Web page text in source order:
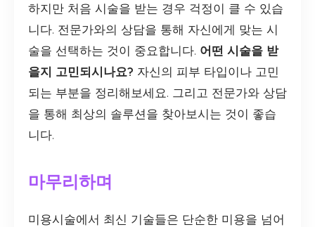
하지만 처음 시술을 받는 경우 걱정이 클 수 있습
니다. 전문가와의 상담을 통해 자신에게 맞는 시
술을 선택하는 것이 중요합니다. 어떤 시술을 받
을지 고민되시나요? 자신의 피부 타입이나 고민
되는 부분을 정리해보세요. 그리고 전문가와 상담
을 통해 최상의 솔루션을 찾아보시는 것이 좋습
니다.
마무리하며
미용시술에서 최신 기술들은 단순한 미용을 넘어